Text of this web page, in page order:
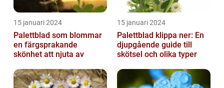
15 januari 2024
Palettblad som blommar
en färgsprakande
skönhet att njuta av
15 januari 2024
Palettblad klippa ner: En
djupgående guide till
skötsel och olika typer